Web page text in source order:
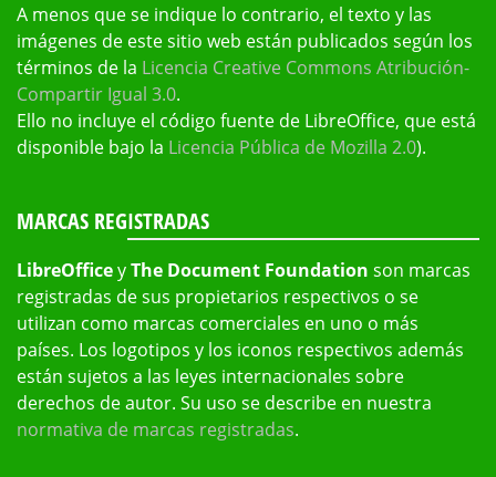
A menos que se indique lo contrario, el texto y las
imágenes de este sitio web están publicados según los
términos de la Licencia Creative Commons Atribución-
Compartir Igual 3.0.
Ello no incluye el código fuente de LibreOffice, que está
disponible bajo la Licencia Pública de Mozilla 2.0).
MARCAS REGISTRADAS
LibreOfficeyThe Document Foundation son marcas
registradas de sus propietarios respectivos o se
utilizan como marcas comerciales en uno o más
países. Los logotipos y los iconos respectivos además
están sujetos a las leyes internacionales sobre
derechos de autor. Su uso se describe en nuestra
normativa de marcas registradas.